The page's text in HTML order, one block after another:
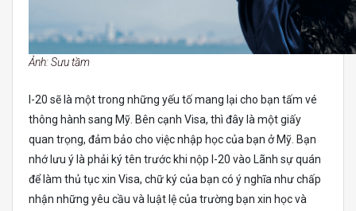
Ảnh: Sưu tầm
I-20 sẽ là một trong những yếu tố mang lại cho bạn tấm vé
thông hành sang Mỹ. Bên cạnh Visa, thì đây là một giấy
quan trọng, đảm bảo cho việc nhập học của bạn ở Mỹ. Bạn
nhớ lưu ý là phải ký tên trước khi nộp I-20 vào Lãnh sự quán
để làm thủ tục xin Visa, chữ ký của bạn có ý nghĩa như chấp
nhận những yêu cầu và luật lệ của trường bạn xin học và